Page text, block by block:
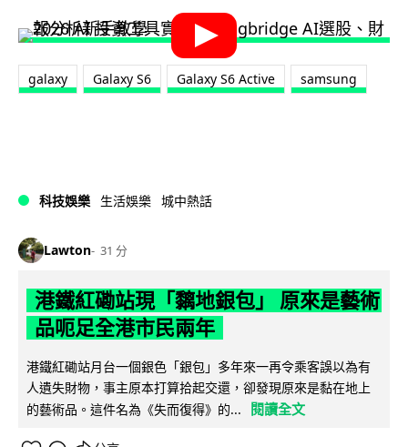
galaxy Galaxy S6 Galaxy S6 Active samsung
科技娛樂 生活娛樂 城中熱話
Lawton 31 分
港鐵紅磡站現「黐地銀包」 原來是藝術
品呃足全港市民兩年
港鐵紅磡站月台一個銀色「銀包」多年來一再令乘客誤以為有
人遺失財物，事主原本打算拾起交還，卻發現原來是黏在地上
的藝術品。這件名為《失而復得》的...
閱讀全文